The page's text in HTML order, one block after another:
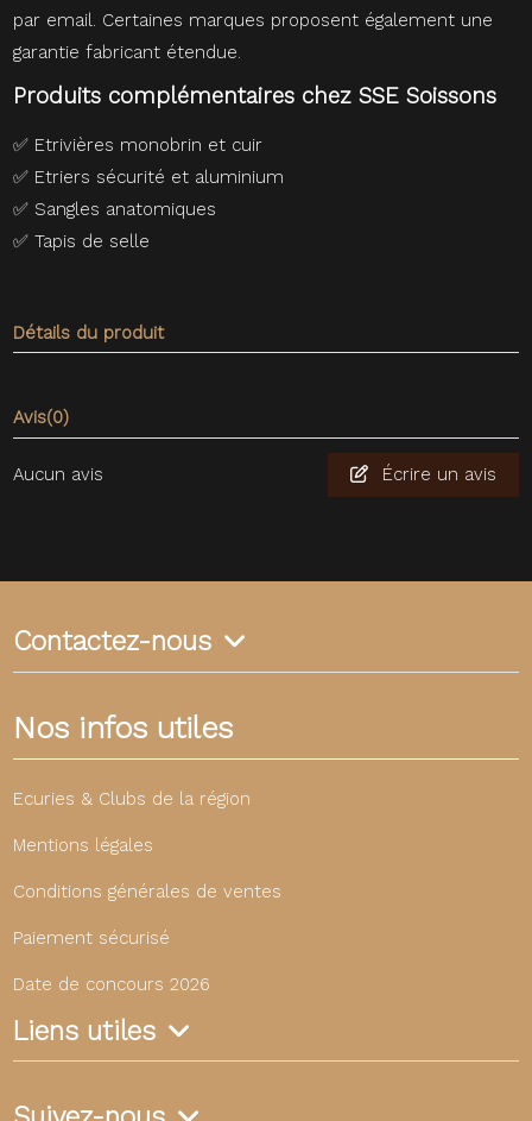
par email. Certaines marques proposent également une
garantie fabricant étendue.
Produits complémentaires chez SSE Soissons
✅ Etrivières monobrin et cuir
✅ Etriers sécurité et aluminium
✅ Sangles anatomiques
✅Tapis de selle
Détails du produit
Avis(0)
Aucun avis Écrire un avis
Contactez-nous
Nos infos utiles
Ecuries & Clubs de la région
Mentions légales
Conditions générales de ventes
Paiement sécurisé
Date de concours 2026
Liens utiles